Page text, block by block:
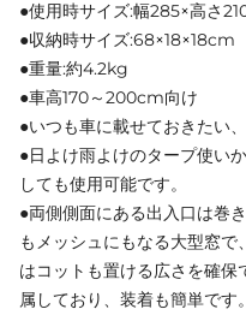
●使用時サイズ:幅285×高さ
●収納時サイズ:68×18×18cm
●重量:約4.2kg
●車高170～200cm向け
●いつも車に載せておきたい
●日よけ雨よけのタープ使い
しても使用可能です。
●両側側面にある出入口は巻
もメッシュにもなる大型窓
はコットも置ける広さを確
属しており、装着も簡単です。